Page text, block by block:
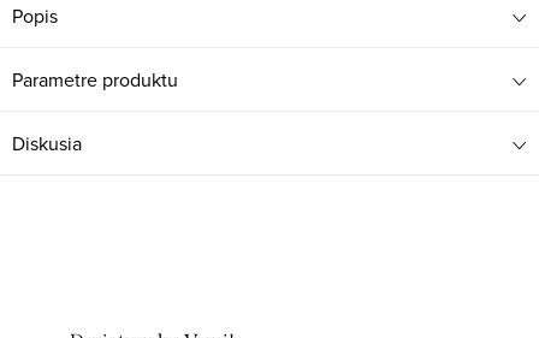
Popis
Parametre produktu
Diskusia